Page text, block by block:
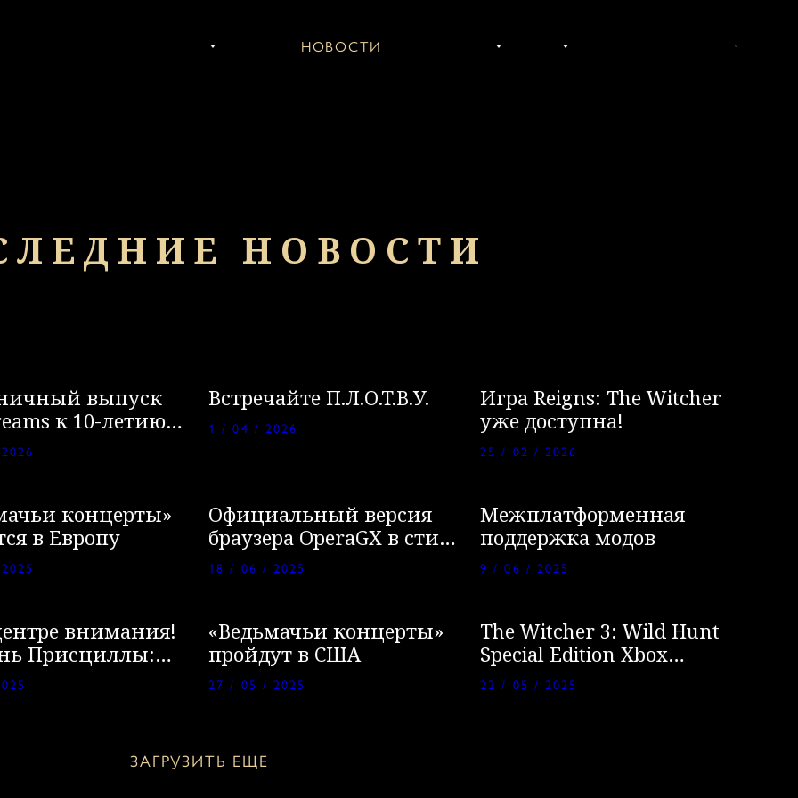
ИГРЫ НОВОСТИ СООБЩЕСТВО ПРОЧЕЕ RU
НОВОСТИ
выпуск
к 10-летию
«Кровь и
Встречайте П.Л.О.Т.В.У.
1 / 04 / 2026
Игра Reigns: The Witcher
уже доступна!
25 / 02 / 2026
концерты»
в Европу
Официальный версия
браузера OperaGX в стиле
игры «Ведьмак 3: Дикая
18 / 06 / 2025
Межплатформенная
поддержка модов
9 / 06 / 2025
внимания!
Присциллы:
«Ведьмачьи концерты»
пройдут в США
27 / 05 / 2025
The Witcher 3: Wild Hunt
Special Edition Xbox
controllers
22 / 05 / 2025
ЗАГРУЗИТЬ ЕЩЕ